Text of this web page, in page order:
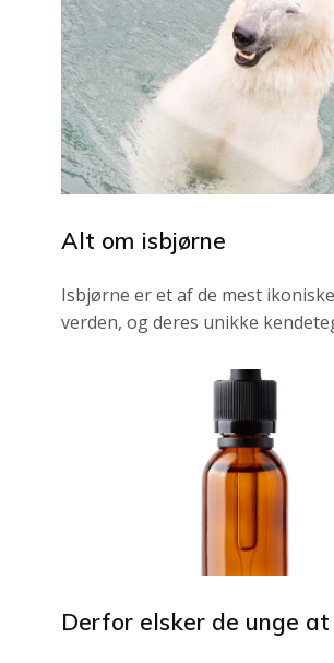
Alt om isbjørne
Isbjørne er et af de mest
verden, og deres unikke
Derfor elsker de unge at